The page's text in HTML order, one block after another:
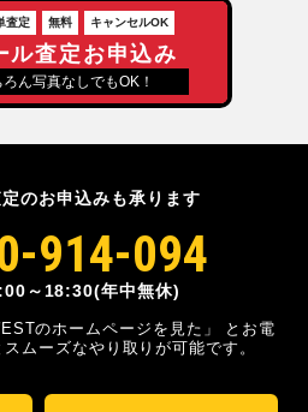
査定 無料 キャンセルOK
ル査定お申込み
ろん写真なしでもOK！
のお申込みも承ります
914-094
～18:30(年中無休)
のホームページを見た」
とお電
ムーズなやり取りが可能です。